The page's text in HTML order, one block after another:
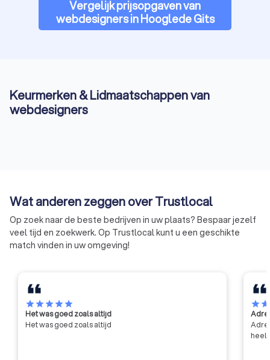
Vergelijk prijsopgaven van
webdesigners in Hooglede Gits
Keurmerken & Lidmaatschappen van
webdesigners
Wat anderen zeggen over Trustlocal
Op zoek naar de beste bedrijven in uw plaats? Bespaar jezelf
veel tijd en zoekwerk. Op Trustlocal kunt u een geschikte
match vinden in uw omgeving!
starstarstarstarstar
Het was goed zoals altijd
Het was goed zoals altijd
starstar
heel